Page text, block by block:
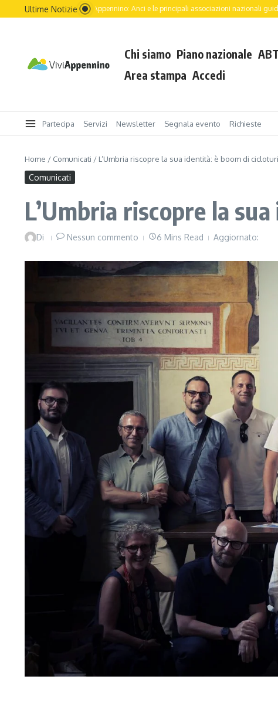
Salta al contenuto
Ultime Notizie
passa dall’Appennino: Anci e le principali associazioni nazionali guidano ...
Chi siamo Piano nazionale
Area stampa Accedi
Partecipa Servizi Newsletter Segnala evento Richieste
Home / Comunicati / L’Umbria riscopre la sua identità: è boom di
Comunicati
L’Umbria riscopre la
Di Nessun commento 6 Mins Read Aggiornato: